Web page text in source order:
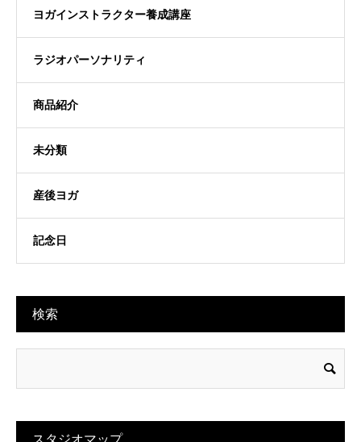
ヨガインストラクター養成講座
ラジオパーソナリティ
商品紹介
未分類
産後ヨガ
記念日
検索
スタジオマップ